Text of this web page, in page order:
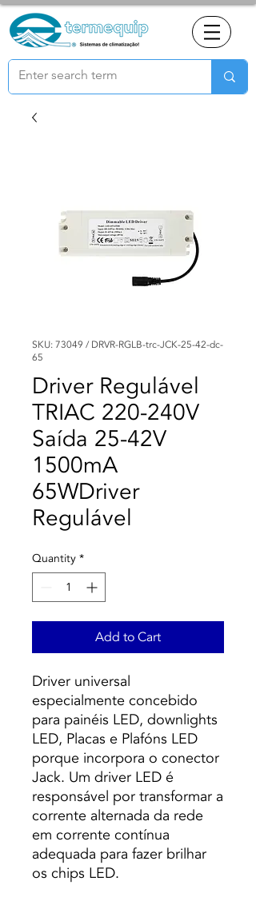
SKU: 73049 / DRVR-RGLB-trc-JCK-25-42-dc-
65
Driver Regulável
TRIAC 220-240V
Saída 25-42V
1500mA
65WDriver
Regulável
Quantity *
Add to Cart
Driver universal
especialmente concebido
para painéis LED, downlights
LED, Placas e Plafóns LED
porque incorpora o conector
Jack. Um driver LED é
responsável por transformar a
corrente alternada da rede
em corrente contínua
adequada para fazer brilhar
os chips LED.